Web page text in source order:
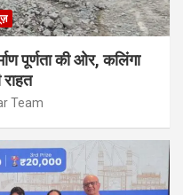
पूर्णता की ओर, कलिंगा
Team